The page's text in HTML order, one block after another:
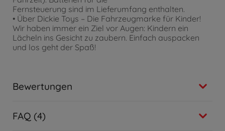
Fernsteuerung sind im Lieferumfang enthalten.
• Über Dickie Toys – Die Fahrzeugmarke für Kinder!
Wir haben immer ein Ziel vor Augen: Kindern ein
Lächeln ins Gesicht zu zaubern. Einfach auspacken
und los geht der Spaß!
Bewertungen
FAQ (4)